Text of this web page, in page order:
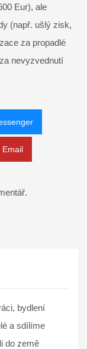
Eur), ale
(např. ušlý zisk,
za propadlé
nevyzvednutí
Email
bydlení
a sdílíme
do země